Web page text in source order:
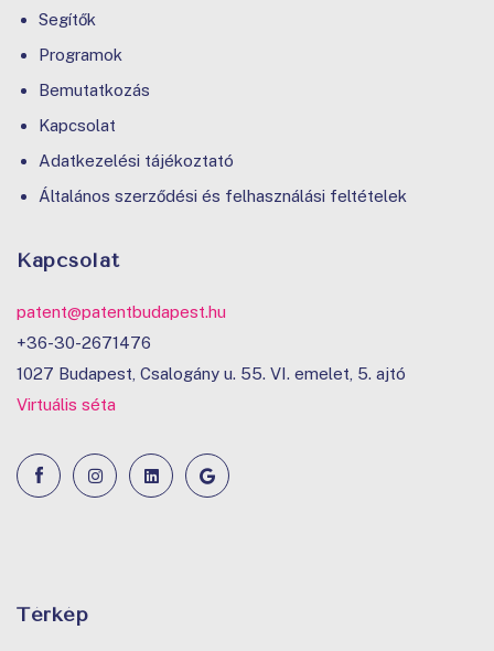
Segítők
Programok
Bemutatkozás
Kapcsolat
Adatkezelési tájékoztató
Általános szerződési és felhasználási feltételek
Kapcsolat
patent@patentbudapest.hu
+36-30-2671476
1027 Budapest, Csalogány u. 55. VI. emelet, 5. ajtó
Virtuális séta
Térkép